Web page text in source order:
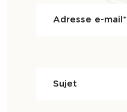
Adresse e-mail*
Sujet